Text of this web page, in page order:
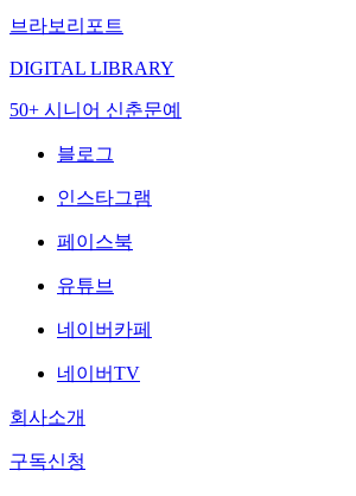
브라보리포트
DIGITAL LIBRARY
50+ 시니어 신춘문예
블로그
인스타그램
페이스북
유튜브
네이버카페
네이버TV
회사소개
구독신청